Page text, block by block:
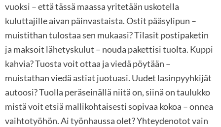
vuoksi – että tässä maassa yritetään uskotella
kuluttajille aivan päinvastaista. Ostit pääsylipun –
muistithan tulostaa sen mukaasi? Tilasit postipaketin
ja maksoit lähetyskulut – nouda pakettisi tuolta. Kuppi
kahvia? Tuosta voit ottaa ja viedä pöytään –
muistathan viedä astiat juotuasi. Uudet lasinpyyhkijät
autoosi? Tuolla peräseinällä niitä on, siinä on taulukko
mistä voit etsiä mallikohtaisesti sopivaa kokoa – onnea
vaihtotyöhön. Ai työnhaussa olet? Yhteydenotot vain